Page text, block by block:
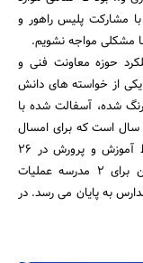
با مشارکت پلیس راهور و
با مشکلی مواجه نشویم.
حوزه معاونت فنی و
از خواسته های دانش
شده، آسفالت شده با
است که برای امسال
پس از اعلام اسامی مدارس نیازمند بهسازی توسط آموزش و پرورش در 26
مدرسه عملیات های عمرانی انجام شد و همچنین برای 2 مدرسه عملیات
به پایان می رسد. در